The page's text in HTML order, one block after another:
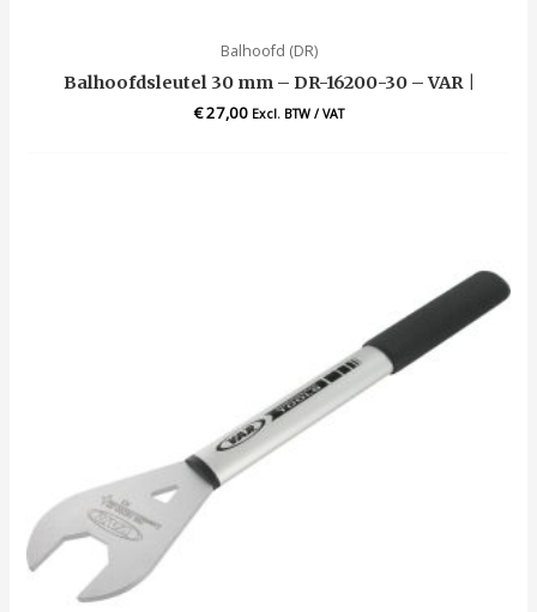
Balhoofd (DR)
Balhoofdsleutel 30 mm – DR-16200-30 – VAR |
€27,00 Excl. BTW / VAT